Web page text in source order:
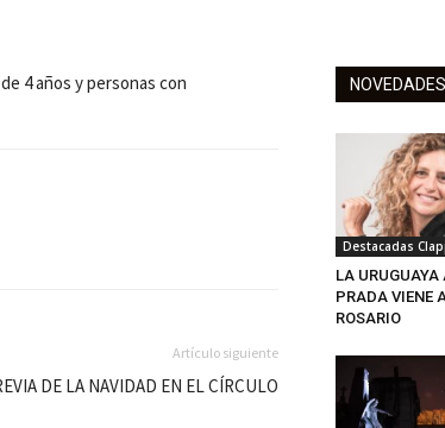
4 años y personas con
Artículo siguiente
DE LA NAVIDAD EN EL CÍRCULO
NOVEDADES
Destacadas
LA URUGUAYA
PRADA VIENE
ROSARIO